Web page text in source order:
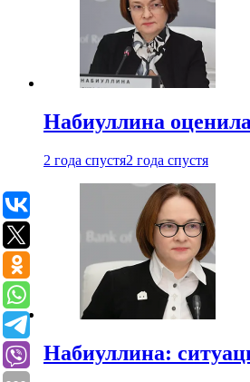
Набиуллина
2 года спустя2 года спустя
Набиуллина: